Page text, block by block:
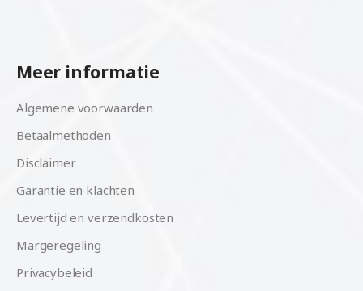
Meer informatie
Algemene voorwaarden
Betaalmethoden
Disclaimer
Garantie en klachten
Levertijd en verzendkosten
Margeregeling
Privacybeleid